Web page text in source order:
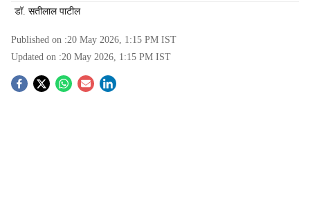
डॉ. सतीलाल पाटील ​
Published on :20 May 2026, 1:15 PM IST
Updated on :20 May 2026, 1:15 PM IST
S